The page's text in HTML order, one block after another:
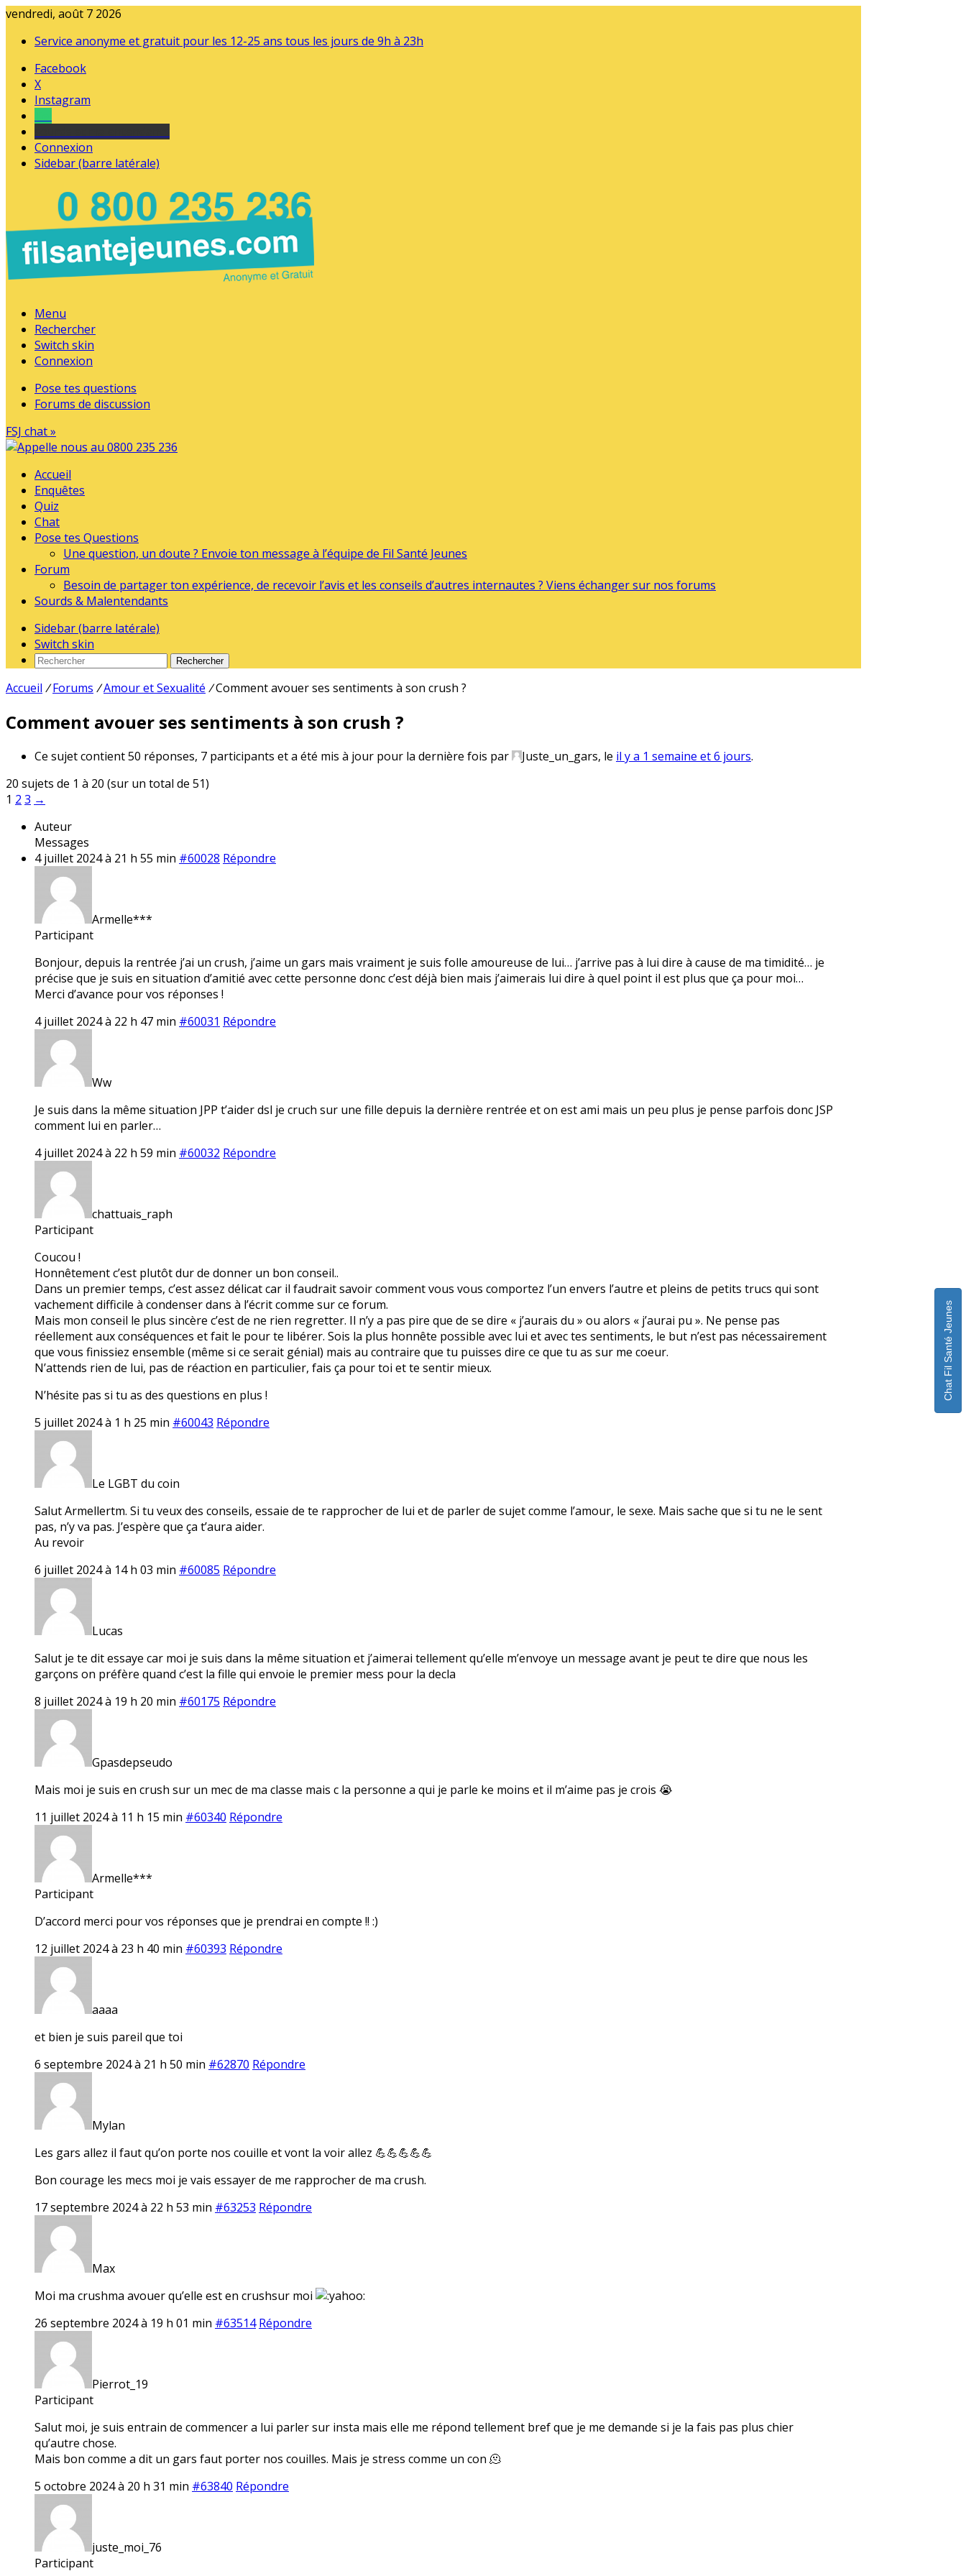
vendredi, août 7 2026
Service anonyme et gratuit pour les 12-25 ans tous les jours de 9h à 23h
Facebook
X
Instagram
Connexion
Sidebar (barre latérale)
Menu
Rechercher
Switch skin
Connexion
Pose tes questions
Forums de discussion
FSJ chat »
Accueil
Enquêtes
Quiz
Chat
Pose tes Questions
Une question, un doute ? Envoie ton message à l’équipe de Fil Santé Jeunes
Forum
Besoin de partager ton expérience, de recevoir l’avis et les conseils d’autres internautes ? Viens échanger sur nos forums
Sourds & Malentendants
Sidebar (barre latérale)
Switch skin
Rechercher
Accueil / Forums /Amour et Sexualité /Comment avouer ses sentiments à son crush ?
Comment avouer ses sentiments à son crush ?
Ce sujet contient 50 réponses, 7 participants et a été mis à jour pour la dernière fois par Juste_un_gars, le il y a 1 semaine et 6 jours.
20 sujets de 1 à 20 (sur un total de 51)
1 2 3 →
Auteur
Messages
4 juillet 2024 à 21 h 55 min #60028 Répondre
Armelle***
Participant
Bonjour, depuis la rentrée j’ai un crush, j’aime un gars mais vraiment je suis folle amoureuse de lui… j’arrive pas à lui dire à cause de ma timidité… je
précise que je suis en situation d’amitié avec cette personne donc c’est déjà bien mais j’aimerais lui dire à quel point il est plus que ça pour moi…
Merci d’avance pour vos réponses !
4 juillet 2024 à 22 h 47 min #60031 Répondre
Ww
Je suis dans la même situation JPP t’aider dsl je cruch sur une fille depuis la dernière rentrée et on est ami mais un peu plus je pense parfois donc JSP
comment lui en parler…
4 juillet 2024 à 22 h 59 min #60032 Répondre
chattuais_raph
Participant
Coucou !
Honnêtement c’est plutôt dur de donner un bon conseil..
Dans un premier temps, c’est assez délicat car il faudrait savoir comment vous vous comportez l’un envers l’autre et pleins de petits trucs qui sont
vachement difficile à condenser dans à l’écrit comme sur ce forum.
Mais mon conseil le plus sincère c’est de ne rien regretter. Il n’y a pas pire que de se dire « j’aurais du » ou alors « j’aurai pu ». Ne pense pas
réellement aux conséquences et fait le pour te libérer. Sois la plus honnête possible avec lui et avec tes sentiments, le but n’est pas nécessairement
que vous finissiez ensemble (même si ce serait génial) mais au contraire que tu puisses dire ce que tu as sur me coeur.
N’attends rien de lui, pas de réaction en particulier, fais ça pour toi et te sentir mieux.
N’hésite pas si tu as des questions en plus !
5 juillet 2024 à 1 h 25 min #60043 Répondre
Le LGBT du coin
Salut Armellertm. Si tu veux des conseils, essaie de te rapprocher de lui et de parler de sujet comme l’amour, le sexe. Mais sache que si tu ne le sent
pas, n’y va pas. J’espère que ça t’aura aider.
Au revoir
6 juillet 2024 à 14 h 03 min #60085 Répondre
Lucas
Salut je te dit essaye car moi je suis dans la même situation et j’aimerai tellement qu’elle m’envoye un message avant je peut te dire que nous les
garçons on préfère quand c’est la fille qui envoie le premier mess pour la decla
8 juillet 2024 à 19 h 20 min #60175 Répondre
Gpasdepseudo
Mais moi je suis en crush sur un mec de ma classe mais c la personne a qui je parle ke moins et il m’aime pas je crois 😭
11 juillet 2024 à 11 h 15 min #60340 Répondre
Armelle***
Participant
D’accord merci pour vos réponses que je prendrai en compte !! :)
12 juillet 2024 à 23 h 40 min #60393 Répondre
aaaa
et bien je suis pareil que toi
6 septembre 2024 à 21 h 50 min #62870 Répondre
Mylan
Les gars allez il faut qu’on porte nos couille et vont la voir allez 💪💪💪💪💪
Bon courage les mecs moi je vais essayer de me rapprocher de ma crush.
17 septembre 2024 à 22 h 53 min #63253 Répondre
Max
Moi ma crushma avouer qu’elle est en crushsur moi
26 septembre 2024 à 19 h 01 min #63514 Répondre
Pierrot_19
Participant
Salut moi, je suis entrain de commencer a lui parler sur insta mais elle me répond tellement bref que je me demande si je la fais pas plus chier
qu’autre chose.
Mais bon comme a dit un gars faut porter nos couilles. Mais je stress comme un con 🫠
5 octobre 2024 à 20 h 31 min #63840 Répondre
juste_moi_76
Participant
Chat Fil Santé Jeunes